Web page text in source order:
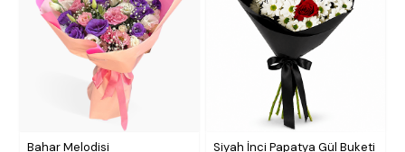
Bahar Melodisi Siyah İnci Papatya Gül Buketi